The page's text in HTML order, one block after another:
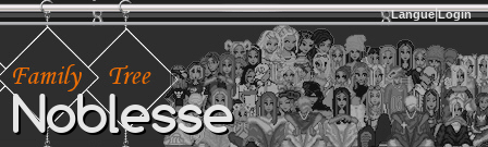
Noblesse
Langue Login